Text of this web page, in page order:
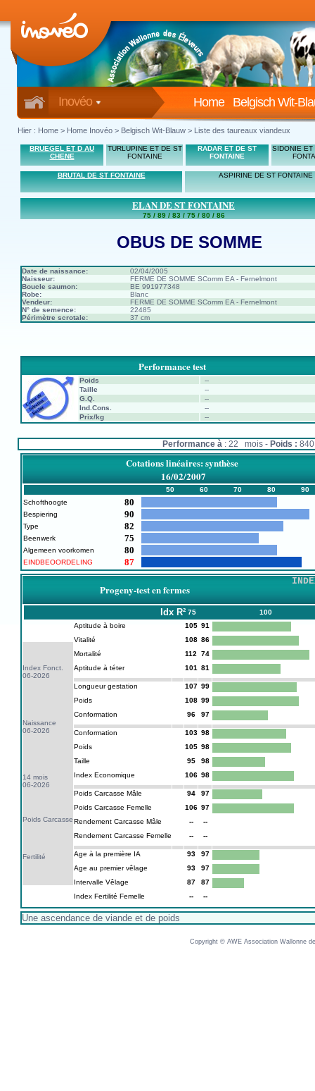
Inovéo Belgisch Wit-
Home
Hier : Home > Home Inovéo > Belgisch Wit-Blauw > Liste des taureaux viandeux
BRUEGEL ET D AU
CHENE
TURLUPINE ET DE ST
FONTAINE
RADAR ET DE ST
FONTAINE
SIDONIE ET
BRUTAL DE ST FONTAINE ASPIRINE DE ST FONTAINE
ELAN DE ST FONTAINE
75 / 89 / 83 / 75 / 80 / 86
OBUS DE SOMME
Date de naissance:
02/04/2005
Naisseur:
FERME DE SOMME SComm EA - Fernelmont
Boucle saumon:
BE 991977348
Robe:
Blanc
Vendeur:
FERME DE SOMME SComm EA - Fernelmont
N° de semence:
22485
Périmètre scrotale:
37 cm
Performance test
Poids
--
Taille
--
G.Q.
--
Ind.Cons.
--
Prix/kg
--
Performance à: 22 mois - Poids :
Cotations linéaires: synthèse
16/02/2007
50 60 70 80
90
Schofthoogte
80
Bespiering 90
Type 82
Beenwerk 75
Algemeen voorkomen 80
EINDBEOORDELING 87
Progeny-test en fermes
Idx R² 75 100
Index Fonct.
06-2026
Naissance
06-2026
14 mois
06-2026
Poids Carcasse
Fertilité
Aptitude à boire 105 91
Vitalité
108 86
Mortalité
112
74
Aptitude à téter
101 81
Longueur gestation 107 99
Poids
108 99
Conformation
96 97
Conformation 103 98
Poids
105 98
Taille
95
98
Index Economique
106 98
Poids Carcasse Mâle 94
97
Poids Carcasse Femelle
106 97
Rendement Carcasse Mâle
--
--
Rendement Carcasse Femelle
-- --
Age à la première IA 93
97
Age au premier vêlage
93
97
Intervalle Vêlage
87
87
Index Fertilité Femelle
-- --
Une ascendance de viande et de poids
Copyright © AWE Association Wallonne